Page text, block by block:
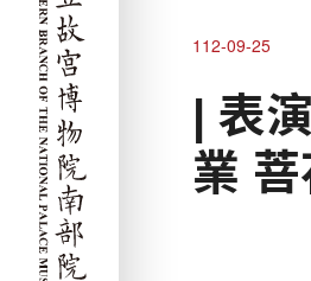
112-09-25
| 表
業